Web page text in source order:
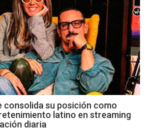
consolida su posición como
latino en streaming
diaria